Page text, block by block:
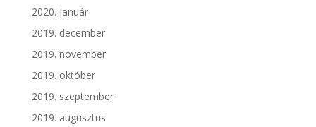
2020. január
2019. december
2019. november
2019. október
2019. szeptember
2019. augusztus